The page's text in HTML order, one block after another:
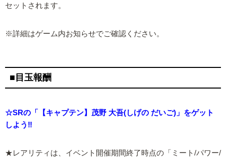
セットされます。
※詳細はゲーム内お知らせでご確認ください。
■目玉報酬
☆SRの「【キャプテン】茂野 大吾(しげの だいご)」をゲット
しよう‼
★レアリティは、イベント開催期間終了時点の「ミート/パワー/